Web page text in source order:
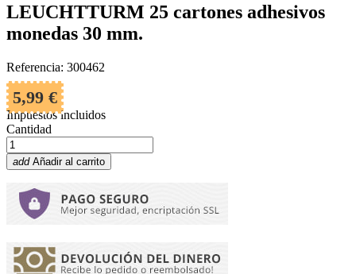
LEUCHTTURM 25 cartones adhesivos
monedas 30 mm.
Referencia: 300462
5,99 €
Impuestos incluidos
Cantidad
add Añadir al carrito